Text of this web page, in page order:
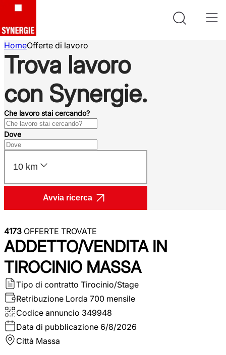
HomeOfferte di lavoro
Trova lavoro
con Synergie.
Che lavoro stai cercando?
Dove
10 km
Avvia ricerca
4173 OFFERTE TROVATE
ADDETTO/VENDITA IN
TIROCINIO MASSA
Tipo di contratto Tirocinio/Stage
Retribuzione Lorda 700 mensile
Codice annuncio 349948
Data di pubblicazione 6/8/2026
Città Massa